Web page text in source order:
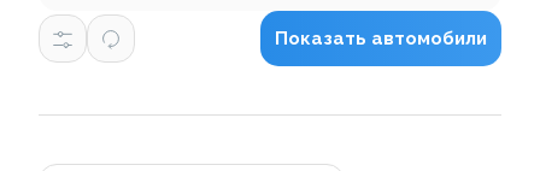
Показать автомобили